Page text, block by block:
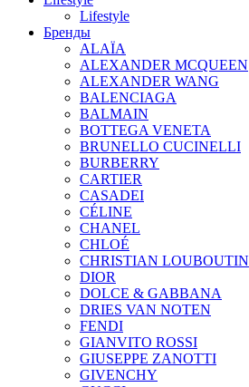
Lifestyle
Бренды
ALAÏA
ALEXANDER MCQUEEN
ALEXANDER WANG
BALENCIAGA
BALMAIN
BOTTEGA VENETA
BRUNELLO CUCINELLI
BURBERRY
CARTIER
CASADEI
CÉLINE
CHANEL
CHLOÉ
CHRISTIAN LOUBOUTIN
DIOR
DOLCE & GABBANA
DRIES VAN NOTEN
FENDI
GIANVITO ROSSI
GIUSEPPE ZANOTTI
GIVENCHY